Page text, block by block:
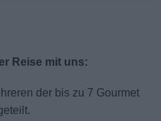
Reise mit uns:
der bis zu 7 Gourmet